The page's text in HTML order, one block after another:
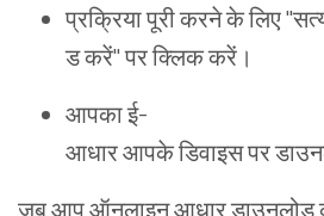
प्रक्रियापूरीकरनेकेलिए"
डकरें"परक्लिककरें ।
आपकाई-
आधारआपकेडिवाइसपर
जबआपऑनलाइनआधारडाउनलोड